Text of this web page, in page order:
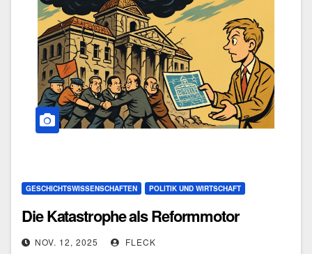
GESCHICHTSWISSENSCHAFTEN POLITIK UND WIRTSCHAFT
Die Katastrophe als Reformmotor
NOV. 12, 2025 FLECK